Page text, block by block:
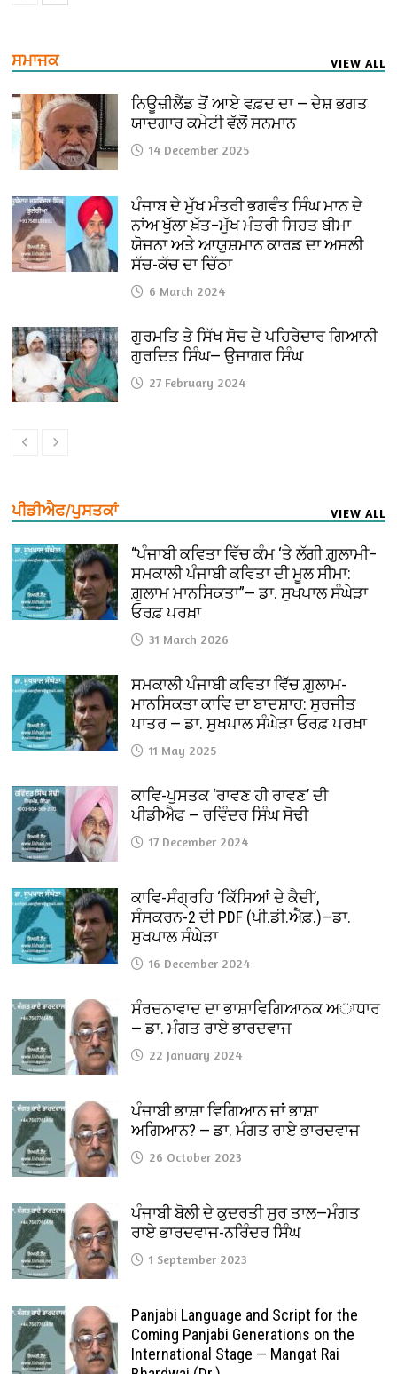
ਸਮਾਜਕ VIEW ALL
ਨਿਊਜ਼ੀਲੈਂਡ ਤੋਂ ਆਏ ਵਫ਼ਦ ਦਾ — ਦੇਸ਼ ਭਗਤ
ਯਾਦਗਾਰ ਕਮੇਟੀ ਵੱਲੋਂ ਸਨਮਾਨ
14 December 2025
ਪੰਜਾਬ ਦੇ ਮੁੱਖ ਮੰਤਰੀ ਭਗਵੰਤ ਸਿੰਘ ਮਾਨ ਦੇ
ਨਾਂਅ ਖੁੱਲਾ ਖ਼ੱਤ–ਮੁੱਖ ਮੰਤਰੀ ਸਿਹਤ ਬੀਮਾ
ਯੋਜਨਾ ਅਤੇ ਆਯੁਸ਼ਮਾਨ ਕਾਰਡ ਦਾ ਅਸਲੀ
ਸੱਚ-ਕੱਚ ਦਾ ਚਿੱਠਾ
6 March 2024
ਗੁਰਮਤਿ ਤੇ ਸਿੱਖ ਸੋਚ ਦੇ ਪਹਿਰੇਦਾਰ ਗਿਆਨੀ
ਗੁਰਦਿਤ ਸਿੰਘ— ਉਜਾਗਰ ਸਿੰਘ
27 February 2024
ਪੀਡੀਐਫ/ਪੁਸਤਕਾਂ VIEW ALL
“ਪੰਜਾਬੀ ਕਵਿਤਾ ਵਿੱਚ ਕੰਮ ‘ਤੇ ਲੱਗੀ ਗ਼ੁਲਾਮੀ–
ਸਮਕਾਲੀ ਪੰਜਾਬੀ ਕਵਿਤਾ ਦੀ ਮੂਲ ਸੀਮਾ:
ਗ਼ੁਲਾਮ ਮਾਨਸਿਕਤਾ”— ਡਾ. ਸੁਖਪਾਲ ਸੰਘੇੜਾ
ਓਰਫ਼ ਪਰਖ਼ਾ
31 March 2026
ਸਮਕਾਲੀ ਪੰਜਾਬੀ ਕਵਿਤਾ ਵਿੱਚ ਗ਼ੁਲਾਮ-
ਮਾਨਸਿਕਤਾ ਕਾਵਿ ਦਾ ਬਾਦਸ਼ਾਹ: ਸੁਰਜੀਤ
ਪਾਤਰ — ਡਾ. ਸੁਖਪਾਲ ਸੰਘੇੜਾ ਓਰਫ਼ ਪਰਖ਼ਾ
11 May 2025
ਕਾਵਿ-ਪੁਸਤਕ ‘ਰਾਵਣ ਹੀ ਰਾਵਣ’ ਦੀ
ਪੀਡੀਐਫ — ਰਵਿੰਦਰ ਸਿੰਘ ਸੋਢੀ
17 December 2024
ਕਾਵਿ-ਸੰਗ੍ਰਹਿ ‘ਕਿੱਸਿਆਂ ਦੇ ਕੈਦੀ’,
ਸੰਸਕਰਨ-2 ਦੀ PDF (ਪੀ.ਡੀ.ਐਫ਼.)—ਡਾ.
ਸੁਖਪਾਲ ਸੰਘੇੜਾ
16 December 2024
ਸੰਰਚਨਾਵਾਦ ਦਾ ਭਾਸ਼ਾਵਿਗਿਆਨਕ ਅਾਧਾਰ
— ਡਾ. ਮੰਗਤ ਰਾਏ ਭਾਰਦਵਾਜ
22 January 2024
ਪੰਜਾਬੀ ਭਾਸ਼ਾ ਵਿਗਿਆਨ ਜਾਂ ਭਾਸ਼ਾ
ਅਗਿਆਨ? — ਡਾ. ਮੰਗਤ ਰਾਏ ਭਾਰਦਵਾਜ
26 October 2023
ਪੰਜਾਬੀ ਬੋਲੀ ਦੇ ਕੁਦਰਤੀ ਸੁਰ ਤਾਲ—ਮੰਗਤ
ਰਾਏ ਭਾਰਦਵਾਜ-ਨਰਿੰਦਰ ਸਿੰਘ
1 September 2023
Panjabi Language and Script for the
Coming Panjabi Generations on the
International Stage — Mangat Rai